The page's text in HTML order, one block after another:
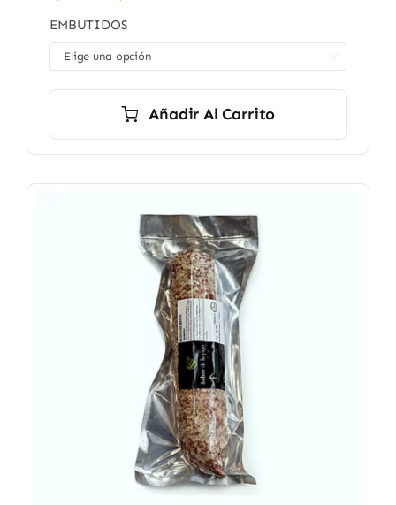
desde
EMBUTIDOS
Añadir Al Carrito